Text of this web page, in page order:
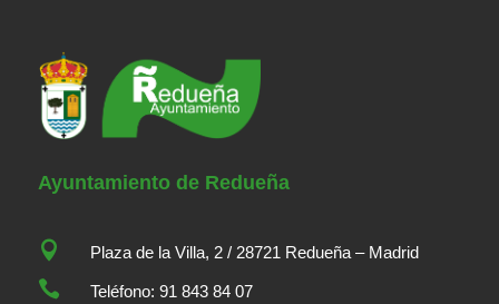
Ayuntamiento de Redueña
 Plaza de la Villa, 2 / 28721 Redueña – Madrid
 Teléfono: 91 843 84 07